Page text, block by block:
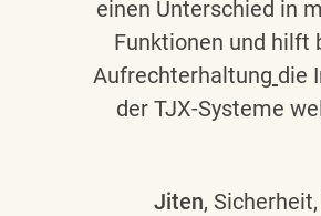
einen Unterschied in
Funktionen und hilft
Aufrechterhaltung die
der TJX-Systeme
Jiten,